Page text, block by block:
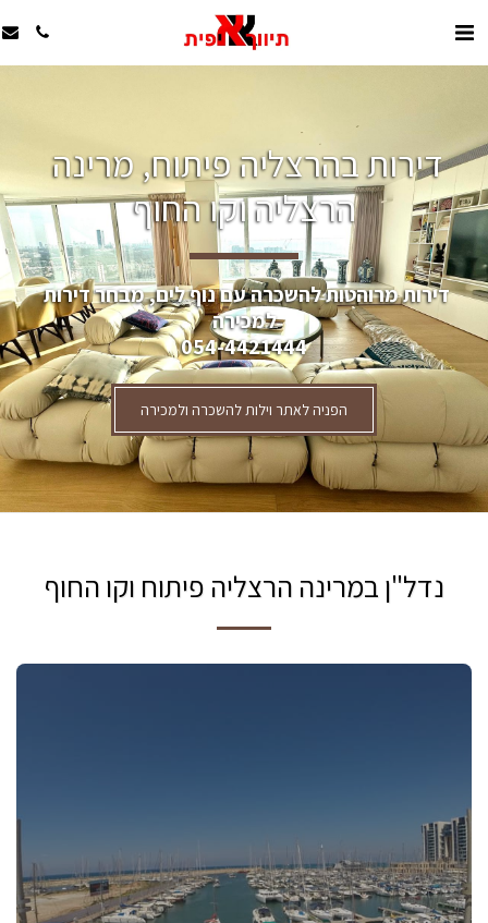
דירות בהרצליה פיתוח, מרינה
הרצליה וקו החוף
דירות מרוהטות להשכרה עם נוף לים, מבחר דירות
למכירה
054-4421444
הפניה לאתר וילות להשכרה ולמכירה
נדל"ן במרינה הרצליה פיתוח וקו החוף